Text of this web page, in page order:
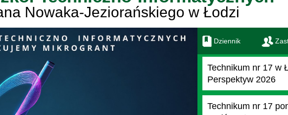
Nowaka-Jeziorańskiego w Łodzi
Dziennik
Technikum nr 17 w
Perspektyw 2026
Technikum nr 17